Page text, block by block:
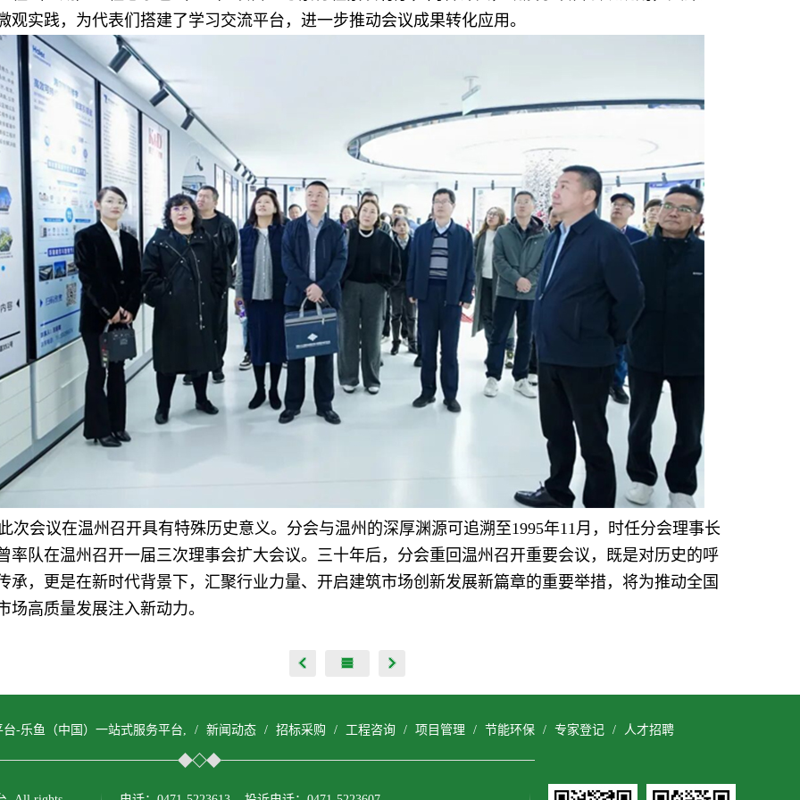
观实践，为代表们搭建了学习交流平台，进一步推动会议成果转化应用。
次会议在温州召开具有特殊历史意义。分会与温州的深厚渊源可追溯至1995年11月，时任分会理事长
率队在温州召开一届三次理事会扩大会议。三十年后，分会重回温州召开重要会议，既是对历史的呼
承，更是在新时代背景下，汇聚行业力量、开启建筑市场创新发展新篇章的重要举措，将为推动全国
场高质量发展注入新动力。
台-乐鱼（中国）一站式服务平台, / 新闻动态 / 招标采购 / 工程咨询 / 项目管理 / 节能环保 / 专家登记 / 人才招聘